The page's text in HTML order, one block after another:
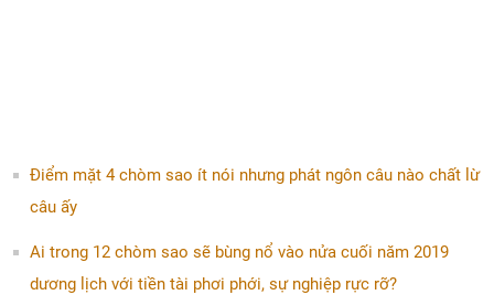
Điểm mặt 4 chòm sao ít nói nhưng phát ngôn câu nào chất lừ
câu ấy
Ai trong 12 chòm sao sẽ bùng nổ vào nửa cuối năm 2019
dương lịch với tiền tài phơi phới, sự nghiệp rực rỡ?